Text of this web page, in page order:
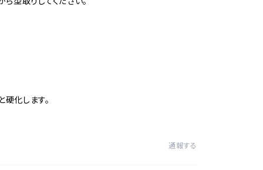
化します。
通報する